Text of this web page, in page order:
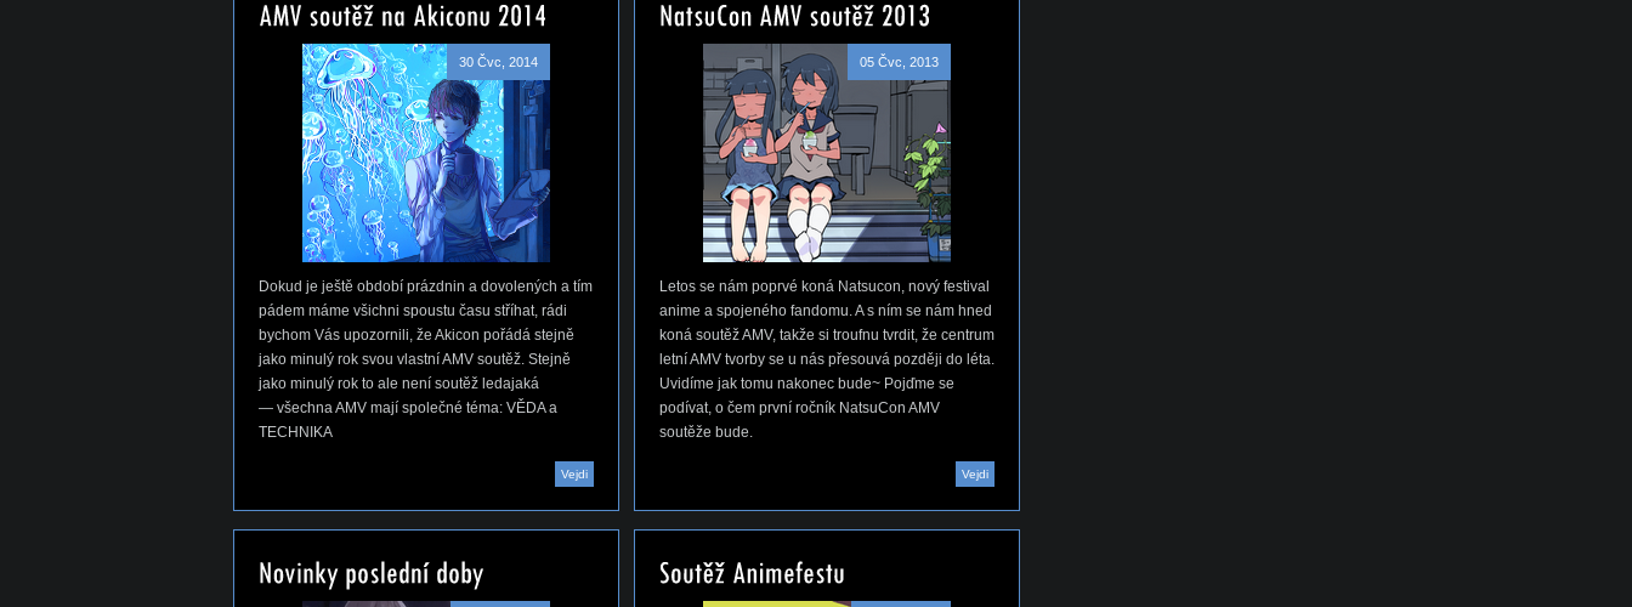
30 Čvc, 2014
Dokud je ještě období prázdnin a dovolených a tím
pádem máme všichni spoustu času stříhat, rádi
bychom Vás upozornili, že Akicon pořádá stejně
jako minulý rok svou vlastní AMV soutěž. Stejně
jako minulý rok to ale není soutěž ledajaká
— všechna AMV mají společné téma: VĚDA a
TECHNIKA
Vejdi
05 Čvc, 2013
Letos se nám poprvé koná Natsucon, nový festival
anime a spojeného fandomu. A s ním se nám hned
koná soutěž AMV, takže si troufnu tvrdit, že centrum
letní AMV tvorby se u nás přesouvá později do léta.
Uvidíme jak tomu nakonec bude~ Pojďme se
podívat, o čem první ročník NatsuCon AMV
soutěže bude.
Vejdi